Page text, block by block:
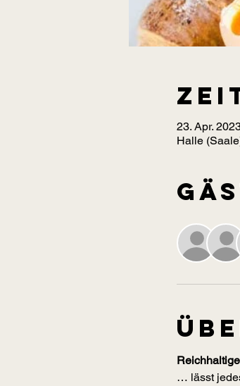
23. Apr.
Halle
… lässt